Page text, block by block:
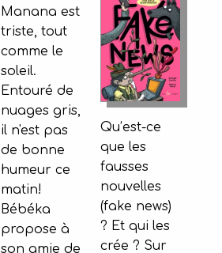
Manana est
triste, tout
comme le
soleil.
Entouré de
nuages gris,
il n'est pas
de bonne
humeur ce
matin!
Bébéka
propose à
son amie de
Qu’est-ce
que les
fausses
nouvelles
(fake news)
? Et qui les
crée ? Sur